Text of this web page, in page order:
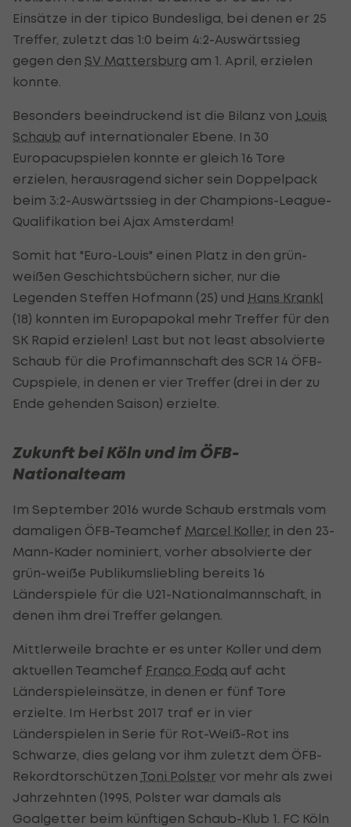
Einsätze in der tipico Bundesliga, bei denen er 25
Treffer, zuletzt das 1:0 beim 4:2-Auswärtssieg
gegen den SV Mattersburg am 1. April, erzielen
konnte.
Besonders beeindruckend ist die Bilanz von Louis
Schaub auf internationaler Ebene. In 30
Europacupspielen konnte er gleich 16 Tore
erzielen, herausragend sicher sein Doppelpack
beim 3:2-Auswärtssieg in der Champions-League-
Qualifikation bei Ajax Amsterdam!
Somit hat "Euro-Louis" einen Platz in den grün-
weißen Geschichtsbüchern sicher, nur die
Legenden Steffen Hofmann (25) und Hans Krankl
(18) konnten im Europapokal mehr Treffer für den
SK Rapid erzielen! Last but not least absolvierte
Schaub für die Profimannschaft des SCR 14 ÖFB-
Cupspiele, in denen er vier Treffer (drei in der zu
Ende gehenden Saison) erzielte.
Zukunft bei Köln und im ÖFB-
Nationalteam
Im September 2016 wurde Schaub erstmals vom
damaligen ÖFB-Teamchef Marcel Koller in den 23-
Mann-Kader nominiert, vorher absolvierte der
grün-weiße Publikumsliebling bereits 16
Länderspiele für die U21-Nationalmannschaft, in
denen ihm drei Treffer gelangen.
Mittlerweile brachte er es unter Koller und dem
aktuellen Teamchef Franco Foda auf acht
Länderspieleinsätze, in denen er fünf Tore
erzielte. Im Herbst 2017 traf er in vier
Länderspielen in Serie für Rot-Weiß-Rot ins
Schwarze, dies gelang vor ihm zuletzt dem ÖFB-
Rekordtorschützen Toni Polster vor mehr als zwei
Jahrzehnten (1995, Polster war damals als
Goalgetter beim künftigen Schaub-Klub 1. FC Köln